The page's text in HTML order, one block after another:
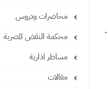
حقا، لقد تبين صحة ما نعاه الطاعن من أن العقد المبرم بينه وبين المدعي المشتري ينص على وجوب أداء بقية الثمن في متم شهر يوليوز 1975 .
محاضرات ودروس
محكمة النقض المصرية
مساطر ادارية
مقالات